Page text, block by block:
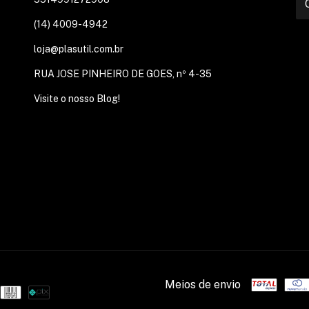
(14) 4009-4942
loja@plasutil.com.br
RUA JOSE PINHEIRO DE GOES, nº 4-35
Visite o nosso Blog!
Meios de envio